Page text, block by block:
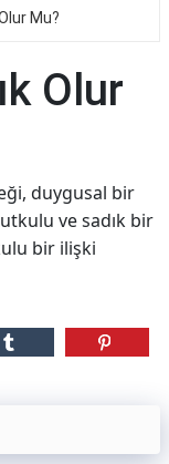
Mu?
Olur
duygusal bir
ve sadık bir
bir ilişki